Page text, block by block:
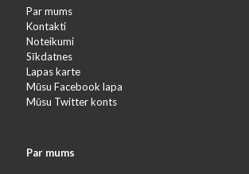
Par mums
Kontakti
Noteikumi
Sīkdatnes
Lapas karte
Mūsu Facebook lapa
Mūsu Twitter konts
Par mums